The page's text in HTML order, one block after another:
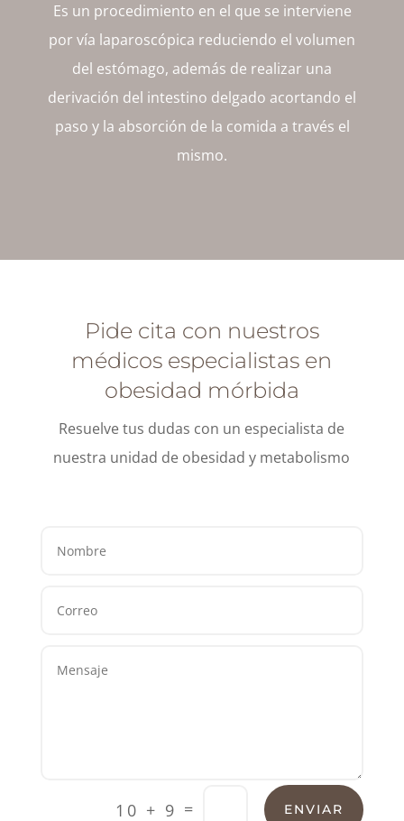
Es un procedimiento en el que se interviene
por vía laparoscópica reduciendo el volumen
del estómago, además de realizar una
derivación del intestino delgado acortando el
paso y la absorción de la comida a través el
mismo.
Pide cita con nuestros
médicos especialistas en
obesidad mórbida
Resuelve tus dudas con un especialista de
nuestra unidad de obesidad y metabolismo
10 + 9 = ENVIAR